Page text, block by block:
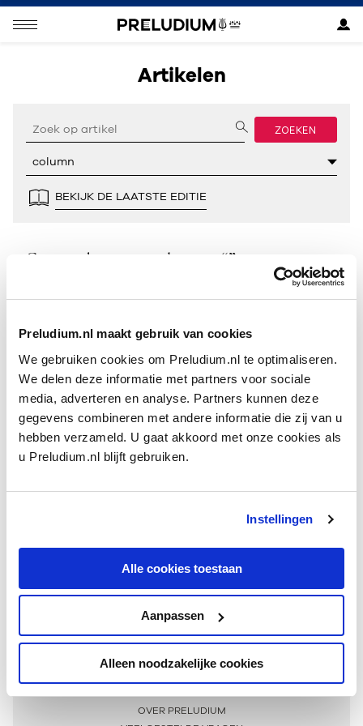
Preludium.nl maakt gebruik van cookies
We gebruiken cookies om Preludium.nl te optimaliseren.
We delen deze informatie met partners voor sociale
media, adverteren en analyse. Partners kunnen deze
gegevens combineren met andere informatie die zij van u
hebben verzameld. U gaat akkoord met onze cookies als
u Preludium.nl blijft gebruiken.
Instellingen
Alle cookies toestaan
Aanpassen
Alleen noodzakelijke cookies
Artikelen
ZOEKEN
BEKIJK DE LAATSTE EDITIE
Geen resultaten gevonden voor “”.
Meer informatie
OVER PRELUDIUM